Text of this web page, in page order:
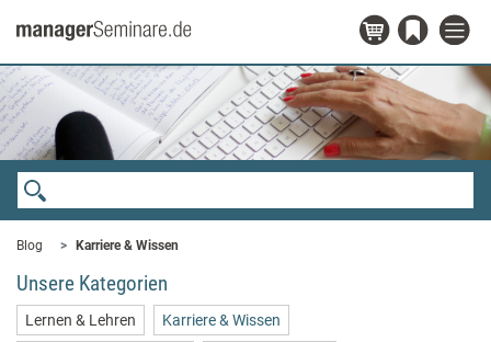
Blog Karriere & Wissen
Unsere Kategorien
Lernen & Lehren Karriere & Wissen